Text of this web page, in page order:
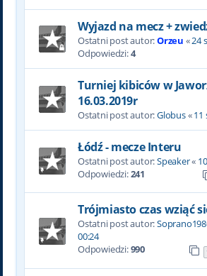
Wyjazd na mecz +
Ostatni post autor:Orzeu «24
Odpowiedzi:4
Turniej kibiców w
16.03.2019r
Ostatni post autor:Globus«11
Łódź - mecze Interu
Ostatni post autor:Speaker«
Odpowiedzi:241
Trójmiasto czas wziąć
Ostatni post autor:
00:24
Odpowiedzi:990